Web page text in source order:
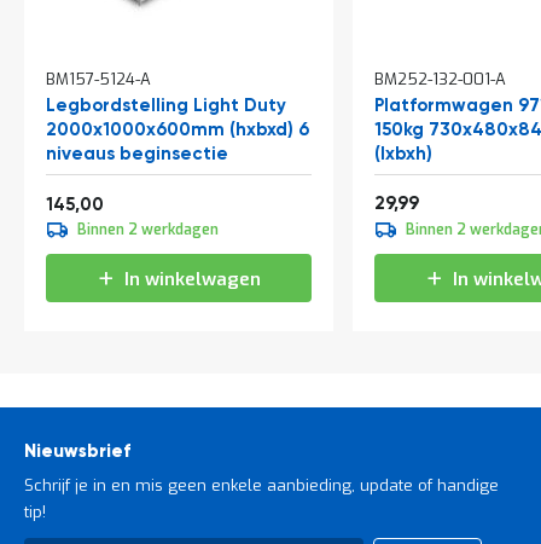
BM157-5124-A
Legbordstelling Light Duty
2000x1000x600mm (hxbxd) 6
niveaus beginsectie
Vanaf
145,00
Binnen 2 werkdagen
In winkelwagen
BM252-132-001-A
Platformwagen
150kg
(lxbxh)
29,99
winkelwagen
Binnen 2
In
Nieuwsbrief
Schrijf je in en mis geen enkele aanbieding, update of handige
tip!